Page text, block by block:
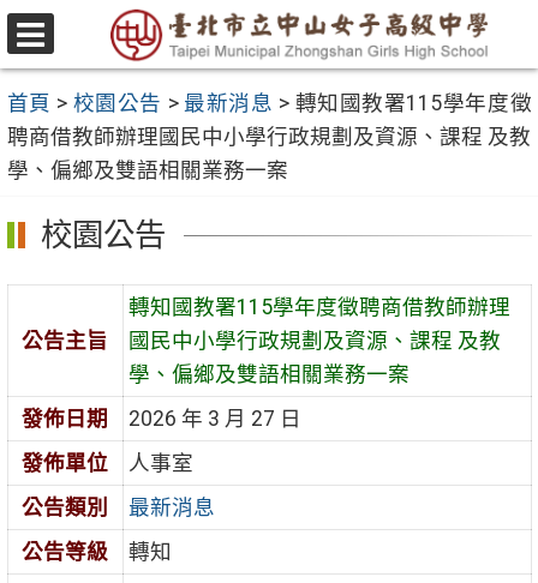
跳
至
要
內
容
區
選
單
首頁 > 校園公告 > 最新消息 > 轉知國教署115學年度徵
聘商借教師辦理國民中小學行政規劃及資源、課程 及教
學、偏鄉及雙語相關業務一案
校園公告
公告主旨
轉知國教署115學年度徵聘商借教師辦理
國民中小學行政規劃及資源、課程 及教
學、偏鄉及雙語相關業務一案
發佈日期
2026 年 3 月 27 日
發佈單位
人事室
公告類別
最新消息
公告等級
轉知